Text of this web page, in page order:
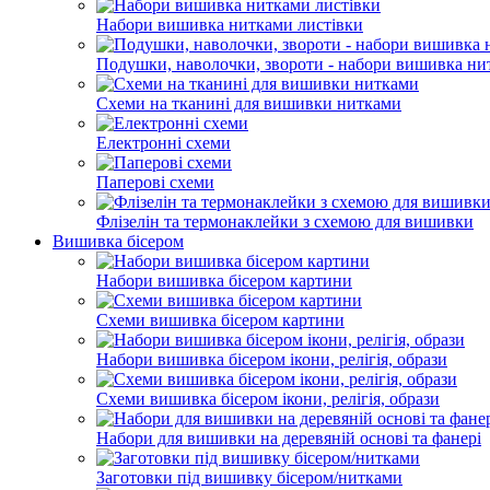
Набори вишивка нитками листівки
Подушки, наволочки, звороти - набори вишивка
Схеми на тканині для вишивки нитками
Електронні схеми
Паперові схеми
Флізелін та термонаклейки з схемою для вишивки
Вишивка бісером
Набори вишивка бісером картини
Схеми вишивка бісером картини
Набори вишивка бісером ікони, релігія, образи
Схеми вишивка бісером ікони, релігія, образи
Набори для вишивки на деревяній основі та фанері
Заготовки під вишивку бісером/нитками